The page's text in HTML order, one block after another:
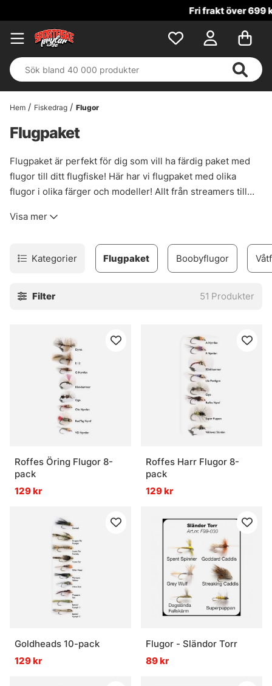
Fri frakt över 699 kr!
Hem Fiskedrag Flugor
Flugpaket
Flugpaket är perfekt för dig som vill ha färdig paket med
flugor till ditt flugfiske! Här har vi flugpaket med olika
flugor i olika färger och modeller! Allt från streamers till
Visa mer
Kategorier Boobyflugor
Flugpaket
Filter 51 Produkter
Roffes Öring Flugor 8-
pack
129 kr
Roffes Harr Flugor 8-
pack
129 kr
Goldheads 10-pack
129 kr
Flugor - Sländor Torr
89 kr